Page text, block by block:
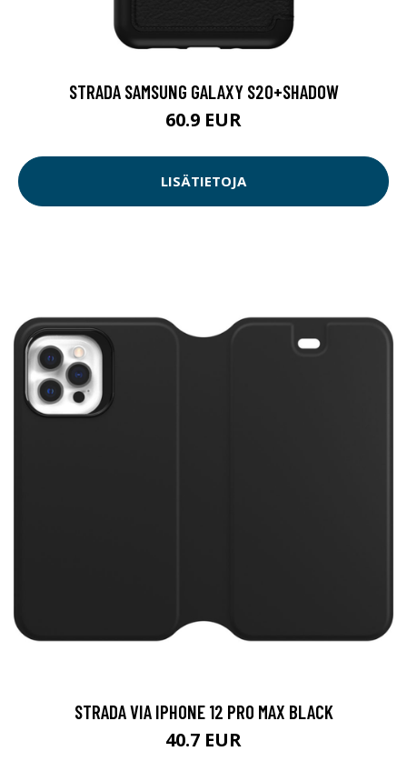
STRADA SAMSUNG GALAXY S20+SHADOW
60.9 EUR
LISÄTIETOJA
STRADA VIA IPHONE 12 PRO MAX BLACK
40.7 EUR